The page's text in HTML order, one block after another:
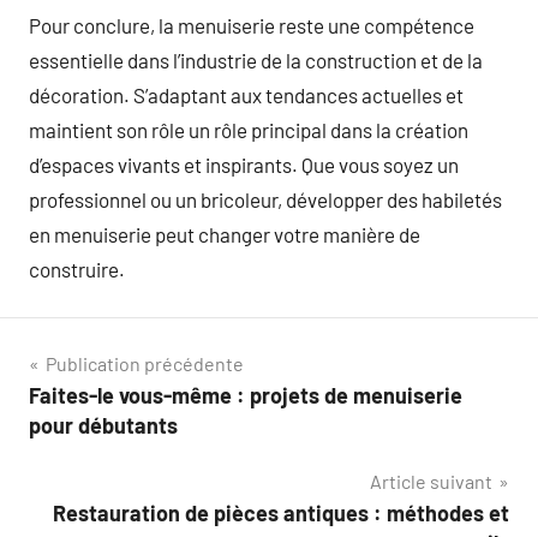
Pour conclure, la menuiserie reste une compétence
essentielle dans l’industrie de la construction et de la
décoration. S’adaptant aux tendances actuelles et
maintient son rôle un rôle principal dans la création
d’espaces vivants et inspirants. Que vous soyez un
professionnel ou un bricoleur, développer des habiletés
en menuiserie peut changer votre manière de
construire.
Navigation
de
Publication précédente
Faites-le vous-même : projets de menuiserie
pour débutants
Article suivant
Restauration de pièces antiques : méthodes et